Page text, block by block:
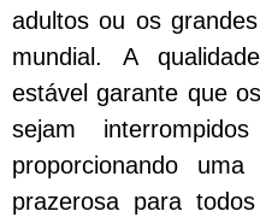
adultos ou os
mundial. A
estável garante que
sejam
proporcionando
prazerosa para